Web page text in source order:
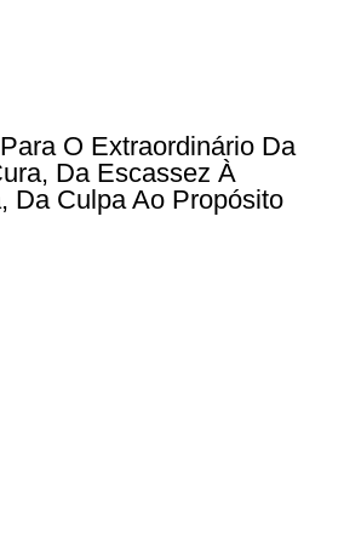
O Extraordinário Da
Da Escassez À
Da Culpa Ao Propósito